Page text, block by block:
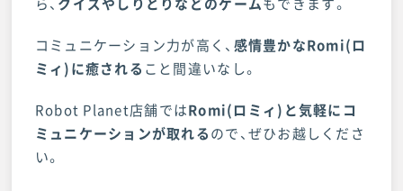
コミュニケーション力が高く、 感情豊かなRomi(ロ
ミィ)に癒される こと間違いなし。
Robot Planet店舗ではRomi(ロミィ)と気軽にコ
ミュニケーションが取れるので、ぜひお越しくださ
い。